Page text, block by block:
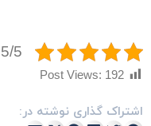
5/5 - (1 امتیاز)
Post Views: 192
گذاری نوشته در: